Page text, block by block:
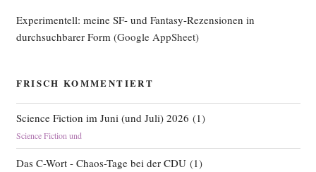
Experimentell: meine SF- und Fantasy-Rezensionen in
durchsuchbarer Form (Google AppSheet)
FRISCH KOMMENTIERT
Science Fiction im Juni (und Juli) 2026 (1)
Science Fiction und
Das C-Wort - Chaos-Tage bei der CDU(1)